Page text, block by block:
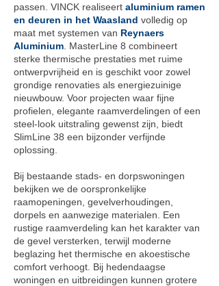
passen. VINCK realiseert aluminium ramen
en deuren in het Waasland volledig op
maat met systemen van Reynaers
Aluminium . MasterLine 8 combineert
sterke thermische prestaties met ruime
ontwerpvrijheid en is geschikt voor zowel
grondige renovaties als energiezuinige
nieuwbouw. Voor projecten waar fijne
profielen, elegante raamverdelingen of een
steel-look uitstraling gewenst zijn, biedt
SlimLine 38 een bijzonder verfijnde
oplossing.
Bij bestaande stads- en dorpswoningen
bekijken we de oorspronkelijke
raamopeningen, gevelverhoudingen,
dorpels en aanwezige materialen. Een
rustige raamverdeling kan het karakter van
de gevel versterken, terwijl moderne
beglazing het thermische en akoestische
comfort verhoogt. Bij hedendaagse
woningen en uitbreidingen kunnen grotere